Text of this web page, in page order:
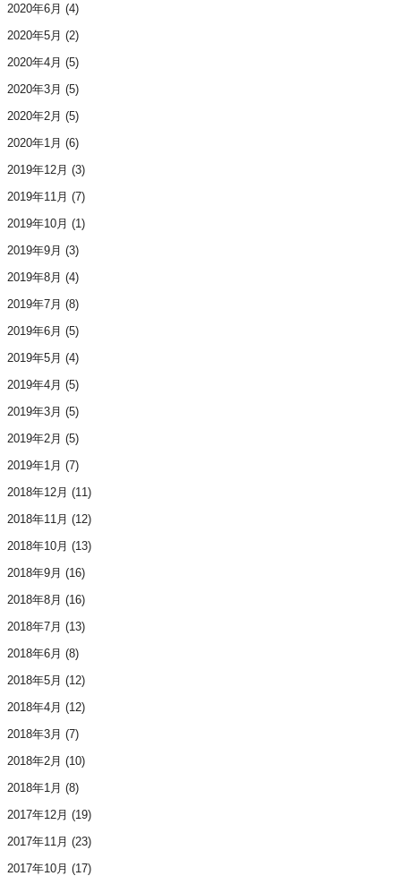
2020年6月 (4)
2020年5月 (2)
2020年4月 (5)
2020年3月 (5)
2020年2月 (5)
2020年1月 (6)
2019年12月 (3)
2019年11月 (7)
2019年10月 (1)
2019年9月 (3)
2019年8月 (4)
2019年7月 (8)
2019年6月 (5)
2019年5月 (4)
2019年4月 (5)
2019年3月 (5)
2019年2月 (5)
2019年1月 (7)
2018年12月 (11)
2018年11月 (12)
2018年10月 (13)
2018年9月 (16)
2018年8月 (16)
2018年7月 (13)
2018年6月 (8)
2018年5月 (12)
2018年4月 (12)
2018年3月 (7)
2018年2月 (10)
2018年1月 (8)
2017年12月 (19)
2017年11月 (23)
2017年10月 (17)